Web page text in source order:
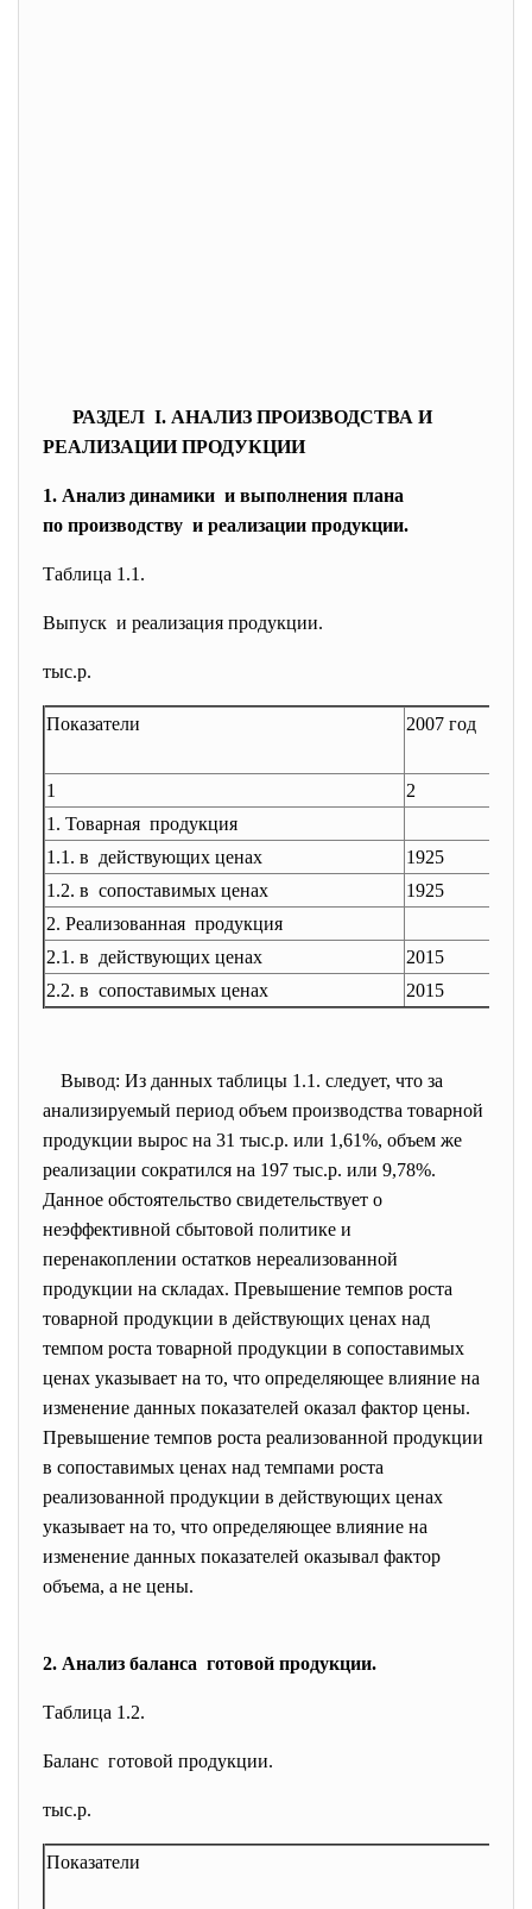
РАЗДЕЛ I. АНАЛИЗ ПРОИЗВОДСТВА И
РЕАЛИЗАЦИИ ПРОДУКЦИИ
1. Анализ динамики и выполнения плана
по производству и реализации продукции.
Таблица 1.1.
Выпуск и реализация продукции.
тыс.р.
Показатели 2007 год
1 2
1. Товарная продукция
1.1. в действующих ценах
1925
1.2. в сопоставимых ценах
1925
2. Реализованная продукция
2.1. в действующих ценах
2015
2.2. в сопоставимых ценах
2015
Вывод: Из данных таблицы 1.1. следует, что за
анализируемый период объем производства товарной
продукции вырос на 31 тыс.р. или 1,61%, объем же
реализации сократился на 197 тыс.р. или 9,78%.
Данное обстоятельство свидетельствует о
неэффективной сбытовой политике и
перенакоплении остатков нереализованной
продукции на складах. Превышение темпов роста
товарной продукции в действующих ценах над
темпом роста товарной продукции в сопоставимых
ценах указывает на то, что определяющее влияние на
изменение данных показателей оказал фактор цены.
Превышение темпов роста реализованной продукции
в сопоставимых ценах над темпами роста
реализованной продукции в действующих ценах
указывает на то, что определяющее влияние на
изменение данных показателей оказывал фактор
объема, а не цены.
2. Анализ баланса готовой продукции.
Таблица 1.2.
Баланс готовой продукции.
тыс.р.
Показатели